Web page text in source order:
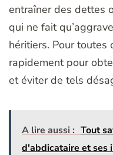
entraîner des dettes
qui ne fait
héritiers. Pour toutes
rapidement pour
et éviter de tels
A lire aussi : Tout
d'abdicataire et ses